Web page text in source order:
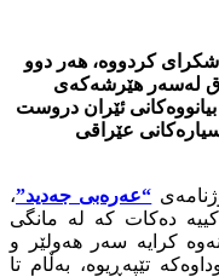
كردووه‌، هه‌ر دوو
له‌سه‌ر هێرشه‌كه‌ى
ئێران دروست
عێراقى
“عه‌ره‌بى جه‌دید”،
ده‌كات كه‌ له‌ مانگى
كرایه‌ سه‌ر هه‌ولێر و
به‌سه‌ر رووداوه‌كه‌ تێپه‌ڕیوه‌، به‌ڵام تا